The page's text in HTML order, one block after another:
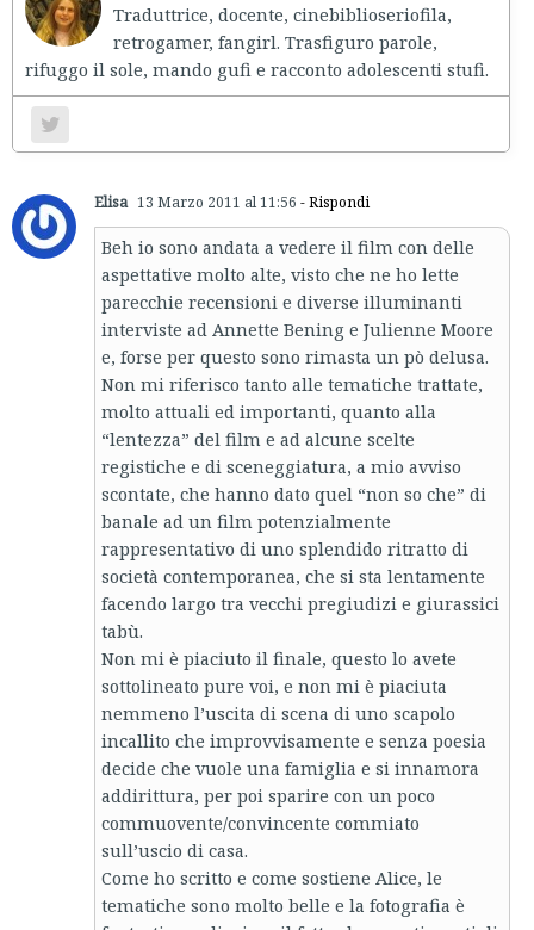
Traduttrice, docente, cinebiblioseriofila,
retrogamer, fangirl. Trasfiguro parole,
rifuggo il sole, mando gufi e racconto adolescenti stufi.
Elisa 13 Marzo 2011 al 11:56 - Rispondi
Beh io sono andata a vedere il film con delle
aspettative molto alte, visto che ne ho lette
parecchie recensioni e diverse illuminanti
interviste ad Annette Bening e Julienne Moore
e, forse per questo sono rimasta un pò delusa.
Non mi riferisco tanto alle tematiche trattate,
molto attuali ed importanti, quanto alla
“lentezza” del film e ad alcune scelte
registiche e di sceneggiatura, a mio avviso
scontate, che hanno dato quel “non so che” di
banale ad un film potenzialmente
rappresentativo di uno splendido ritratto di
società contemporanea, che si sta lentamente
facendo largo tra vecchi pregiudizi e giurassici
tabù.
Non mi è piaciuto il finale, questo lo avete
sottolineato pure voi, e non mi è piaciuta
nemmeno l’uscita di scena di uno scapolo
incallito che improvvisamente e senza poesia
decide che vuole una famiglia e si innamora
addirittura, per poi sparire con un poco
commuovente/convincente commiato
sull’uscio di casa.
Come ho scritto e come sostiene Alice, le
tematiche sono molto belle e la fotografia è